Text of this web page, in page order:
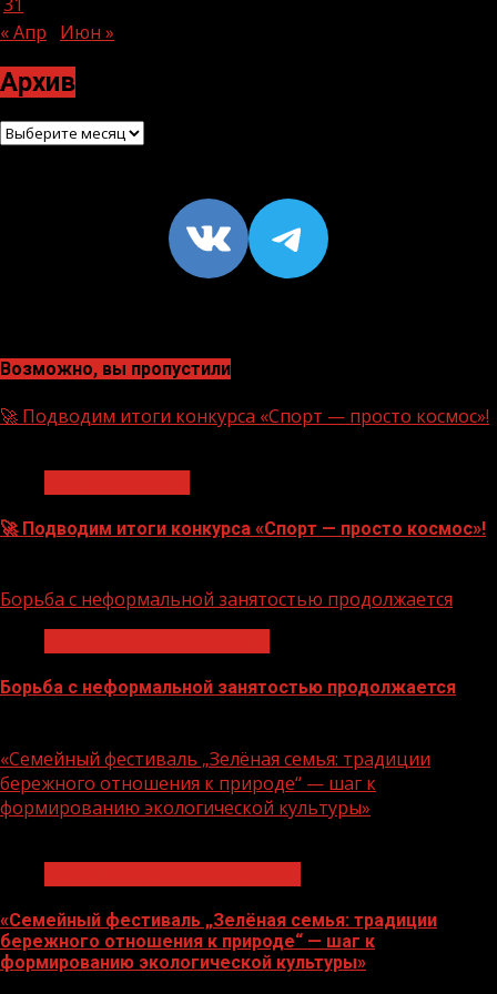
31
« Апр
Июн »
Архив
Архив
VK https://
Возможно, вы пропустили
🚀 Подводим итоги конкурса «Спорт — просто космос»!
🚀 Подводим итоги конкурса «Спорт — просто космос»!
Борьба с неформальной занятостью продолжается
Борьба с неформальной занятостью продолжается
«Семейный фестиваль „Зелёная семья: традиции
бережного отношения к природе“ — шаг к
формированию экологической культуры»
«Семейный фестиваль „Зелёная семья: традиции
бережного отношения к природе“ — шаг к
формированию экологической культуры»